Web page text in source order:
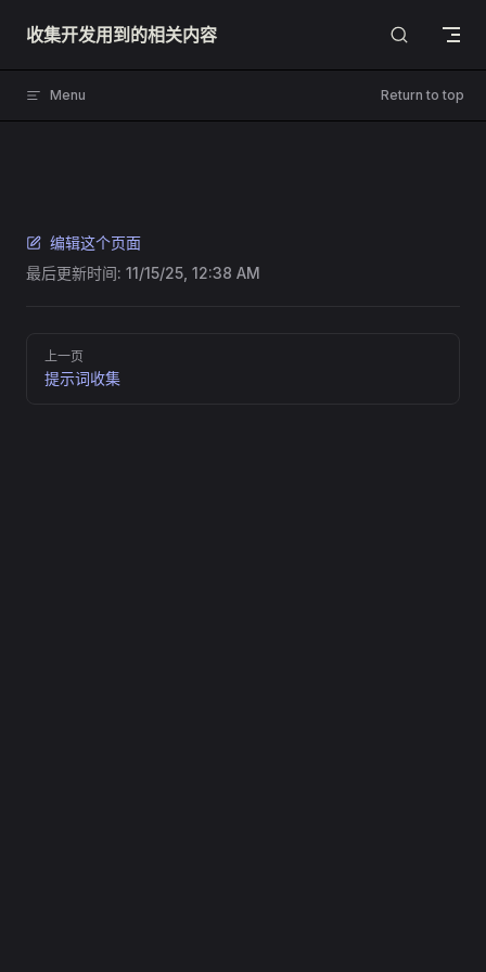
Skip to content
收集开发用到的相关内容
Menu Return to top
编辑这个页面
最后更新时间: 11/15/25, 12:38 AM
Pager
上一页
提示词收集